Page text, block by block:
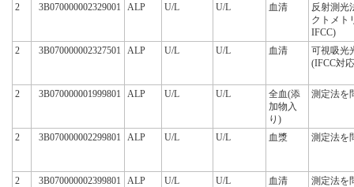
2
3B070000002329001 ALP U/L U/L 血清
反射測光
クトメト
IFCC)
2
3B070000002327501 ALP U/L U/L 血清
可視吸光
(IFCC対
2 3B070000001999801 ALP U/L U/L
全血(添
加物入
り)
測定法を
2 3B070000002299801 ALP U/L U/L 血漿 測定法を
2 3B070000002399801 ALP U/L U/L 血清 測定法を